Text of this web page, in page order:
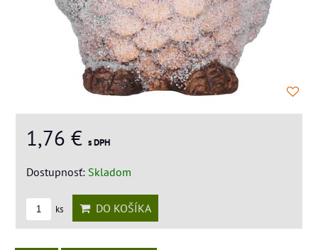
1,76 € s DPH
Dostupnosť: Skladom
ks DO KOŠÍKA